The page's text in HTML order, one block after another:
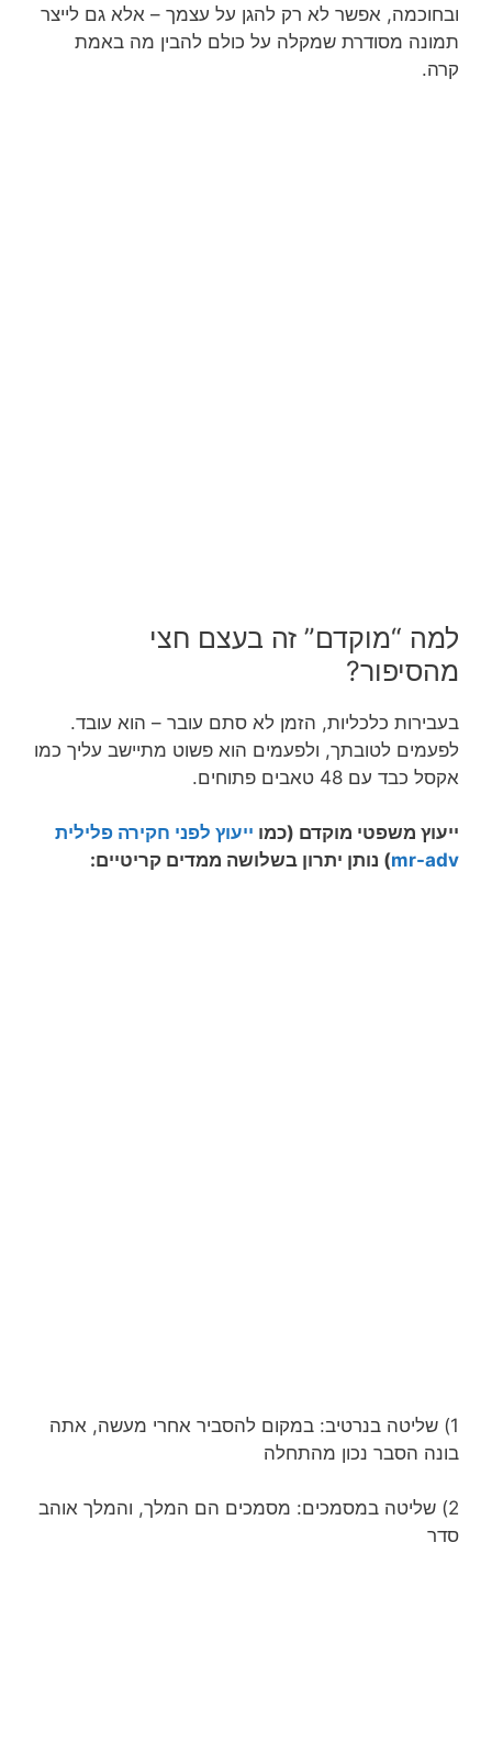
ובחוכמה, אפשר לא רק להגן על עצמך – אלא גם לייצר
תמונה מסודרת שמקלה על כולם להבין מה באמת
קרה.
למה “מוקדם” זה בעצם חצי
מהסיפור?
בעבירות כלכליות, הזמן לא סתם עובר – הוא עובד.
לפעמים לטובתך, ולפעמים הוא פשוט מתיישב עליך כמו
אקסל כבד עם 48 טאבים פתוחים.
ייעוץ משפטי מוקדם (כמו ייעוץ לפני חקירה פלילית
mr-adv
) נותן יתרון בשלושה ממדים קריטיים:
1) שליטה בנרטיב: במקום להסביר אחרי מעשה, אתה
בונה הסבר נכון מהתחלה
2) שליטה במסמכים: מסמכים הם המלך, והמלך אוהב
סדר